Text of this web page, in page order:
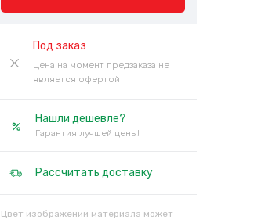
Под заказ
Цена на момент предзаказа не
является офертой
Нашли дешевле?
Гарантия лучшей цены!
Рассчитать доставку
Цвет изображений материала может